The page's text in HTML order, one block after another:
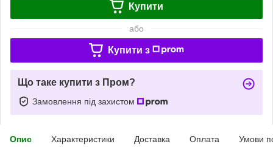
Купити
або
Купити з
Що таке купити з Пром?
Замовлення під захистом
Опис Характеристики Доставка Оплата Умови